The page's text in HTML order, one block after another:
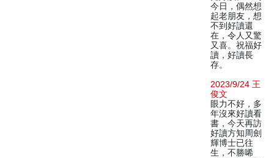
今日，偶然想
起老朋友，想
不到好讀還
在，令人又驚
又喜。祝福好
讀，好讀長
存。
2023/9/24 王
俊文
眼力不好，多
年沒來好讀看
書，今天再訪
好讀方知周劍
輝博士已往
生，不勝唏